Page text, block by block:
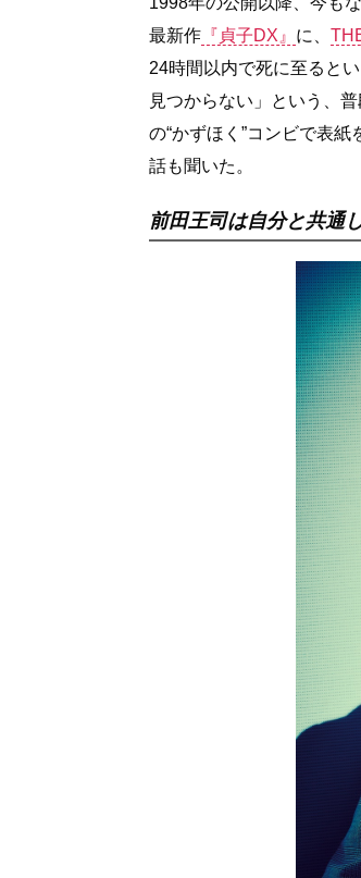
最新作 『貞子DX』 に、
24時間以内で死に至ると
見つからない」という、
の“かずほく”コンビで表紙
話も聞いた。
前田王司は自分と共通